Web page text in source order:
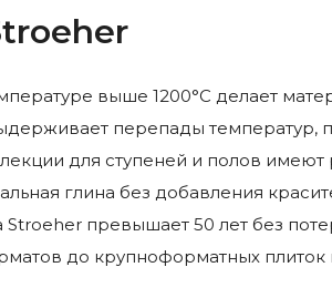
выше 1200°C делает
перепады температур,
для ступеней и полов имеют
глина без добавления
превышает 50 лет без
до крупноформатных плиток